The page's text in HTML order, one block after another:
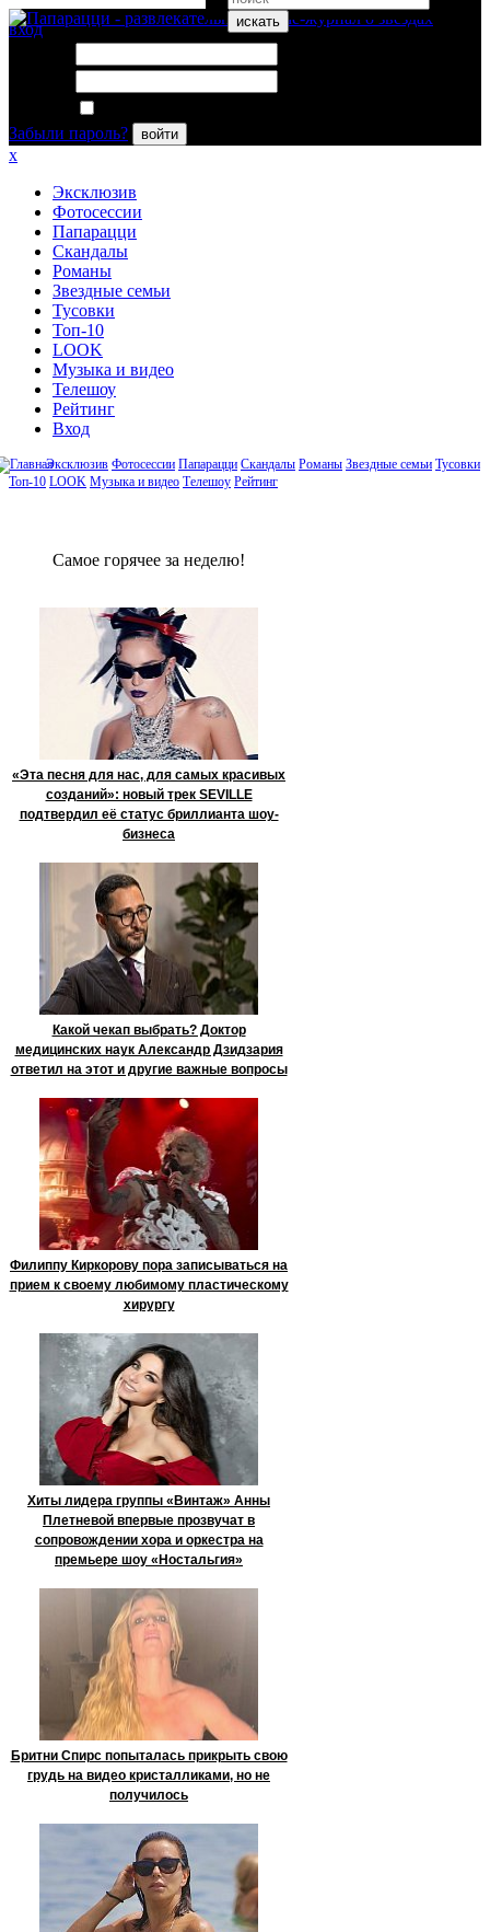
искать
вход
Забыли пароль?
войти
x
Эксклюзив
Фотосессии
Папарацци
Скандалы
Романы
Звездные семьи
Тусовки
Топ-10
LOOK
Музыка и видео
Телешоу
Рейтинг
Вход
Эксклюзив Фотосессии Папарацци Скандалы Романы Звездные семьи Тусовки
Топ-10 LOOK Музыка и видео Телешоу Рейтинг
Сaмое гoрячее за неделю!
«Эта песня для нас, для самых красивых
созданий»: новый трек SEVILLE
подтвердил её статус бриллианта шоу-
бизнеса
Какой чекап выбрать? Доктор
медицинских наук Александр Дзидзария
ответил на этот и другие важные вопросы
Филиппу Киркорову пора записываться на
прием к своему любимому пластическому
хирургу
Хиты лидера группы «Винтаж» Анны
Плетневой впервые прозвучат в
сопровождении хора и оркестра на
премьере шоу «Ностальгия»
Бритни Спирс попыталась прикрыть свою
грудь на видео кристалликами, но не
получилось